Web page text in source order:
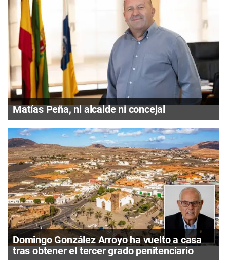
Matías Peña, ni alcalde ni concejal
Domingo González Arroyo ha vuelto a casa
tras obtener el tercer grado penitenciario